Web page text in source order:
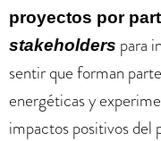
proyectos por
stakeholders para
sentir que forman
energéticas y
impactos positivos del